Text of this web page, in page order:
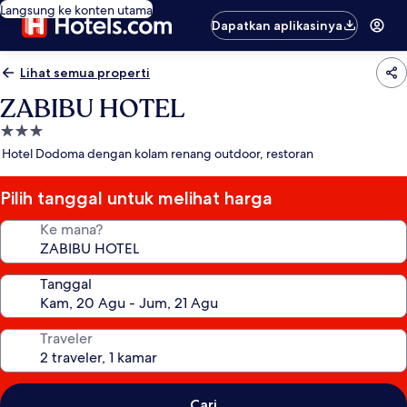
Langsung ke konten utama
Dapatkan aplikasinya
Lihat semua properti
ZABIBU HOTEL
Properti
bintang
Hotel Dodoma dengan kolam renang outdoor, restoran
Pilih tanggal untuk melihat harga
Ke mana?
Tanggal
Traveler